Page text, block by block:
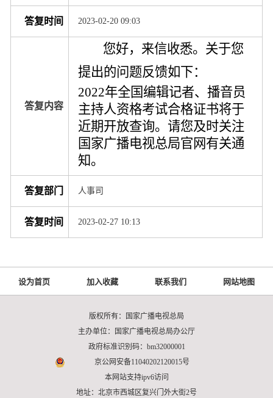
答复时间 2023-02-20 09:03
答复内容
您好，来信收悉。关于您
提出的问题反馈如下：
2022年全国编辑记者、播音员
主持人资格考试合格证书将于
近期开放查询。 请您及时关注
国家广播电视总局官网有关通
知。
答复部门 人事司
答复时间 2023-02-27 10:13
设为首页 加入收藏 联系我们 网站地图
版权所有：国家广播电视总局
主办单位：国家广播电视总局办公厅
政府标准识别码：bm32000001
京公网安备11040202120015号
本网站支持ipv6访问
地址：北京市西城区复兴门外大街2号